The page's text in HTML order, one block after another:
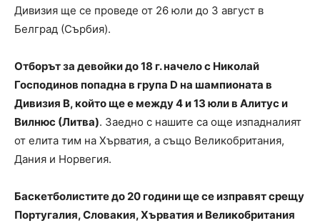
Дивизия ще се проведе от 26 юли до 3 август в
Белград (Сърбия).
Отборът за девойки до 18 г. начело с Николай
Господинов попадна в група D на шампионата в
Дивизия B, който ще е между 4 и 13 юли в Алитус и
Вилнюс (Литва). Заедно с нашите са още изпадналият
от елита тим на Хърватия, а също Великобритания,
Дания и Норвегия.
Баскетболистите до 20 години ще се изправят срещу
Португалия, Словакия, Хърватия и Великобритания